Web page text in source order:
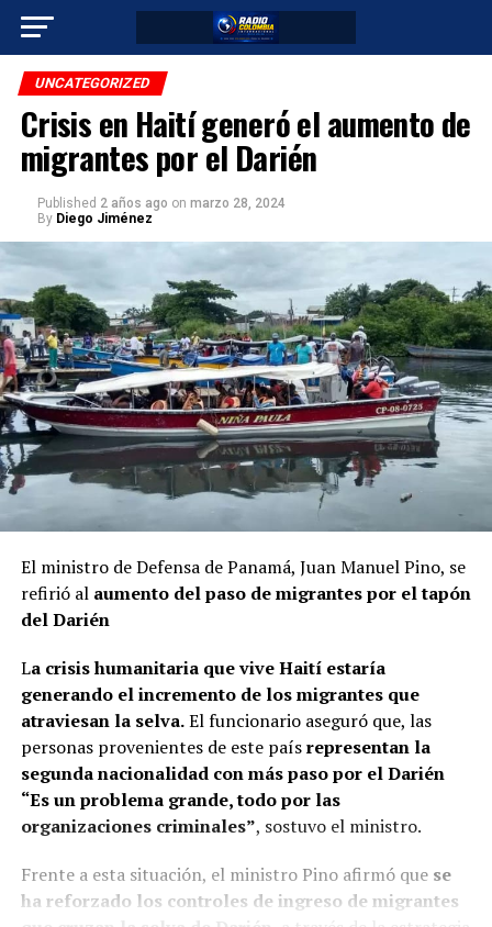
UNCATEGORIZED
Crisis en Haití generó el aumento de
migrantes por el Darién
Published 2 años ago on marzo 28, 2024
By Diego Jiménez
El ministro de Defensa de Panamá, Juan Manuel Pino, se
refirió alaumento del paso de migrantes por el tapón
del Darién
La crisis humanitaria que vive Haití estaría
generando el incremento de los migrantes que
atraviesan la selva.El funcionario aseguró que, las
personas provenientes de este paísrepresentan la
segunda nacionalidad con más paso por el Darién
“Es un problema grande, todo por las
organizaciones criminales”, sostuvo el ministro.
Frente a esta situación, el ministro Pino afirmó que se
ha reforzado los controles de ingreso de migrantes